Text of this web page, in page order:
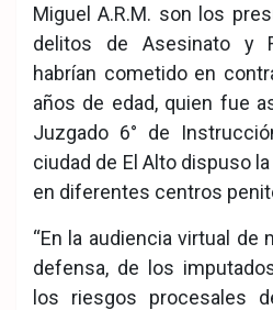
Miguel A.R.M. son los
delitos de Asesinato y
habrían cometido en
años de edad, quien fue
Juzgado 6° de
ciudad de El Alto dispuso
en diferentes centros
“En la audiencia virtual de
defensa, de los
los riesgos procesales